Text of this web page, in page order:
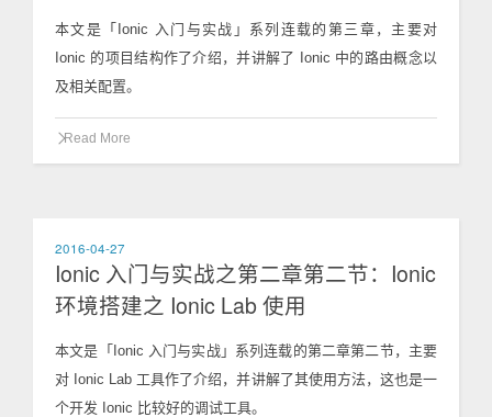
本文是「Ionic 入门与实战」系列连载的第三章，主要对
Ionic 的项目结构作了介绍，并讲解了 Ionic 中的路由概念以
及相关配置。
Read More
2016-04-27
Ionic 入门与实战之第二章第二节：Ionic
环境搭建之 Ionic Lab 使用
本文是「Ionic 入门与实战」系列连载的第二章第二节，主要
对 Ionic Lab 工具作了介绍，并讲解了其使用方法，这也是一
个开发 Ionic 比较好的调试工具。